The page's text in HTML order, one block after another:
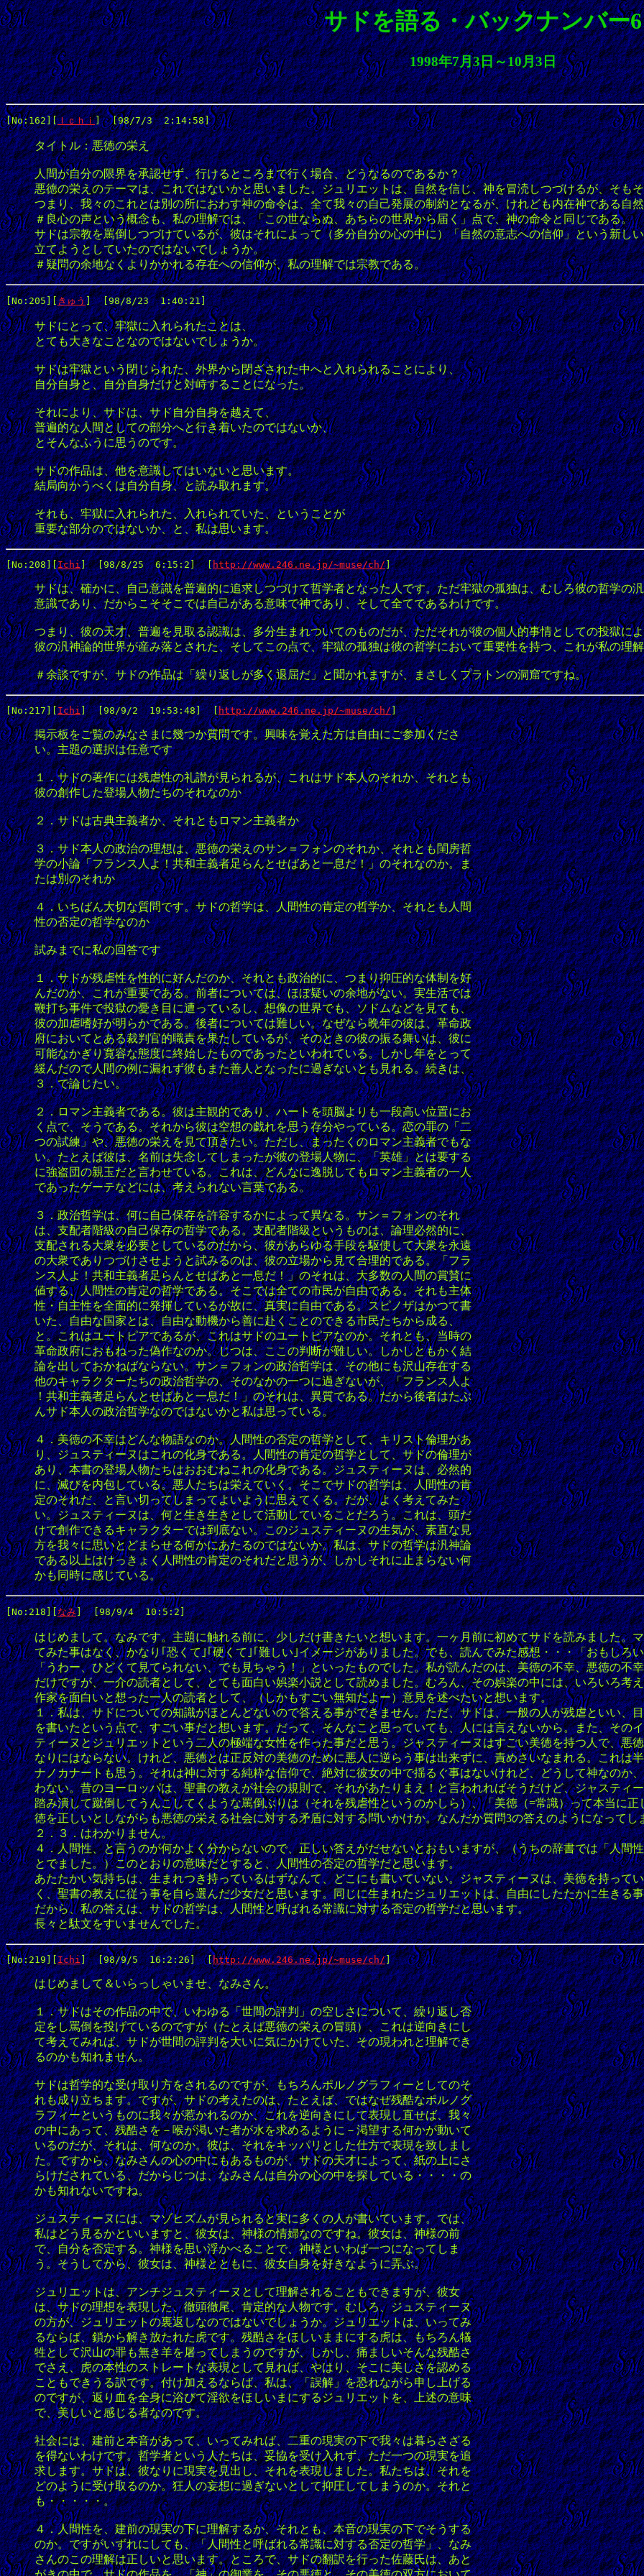
サドを語る・バックナンバー6
1998年7月3日～10月3日
[No:162][Ｉｃｈｉ]  [98/7/3  2:14:58]
タイトル：悪徳の栄え
人間が自分の限界を承認せず、行けるところまで行く場合、どうなるのであるか？
悪徳の栄えのテーマは、これではないかと思いました。ジュリエットは、自然を信じ、神を冒涜しつづけるが、そも
つまり、我々のこれとは別の所におわす神の命令は、全て我々の自己発展の制約となるが、けれども内在神である自
＃良心の声という概念も、私の理解では、「この世ならぬ、あちらの世界から届く」点で、神の命令と同じである。
サドは宗教を罵倒しつづけているが、彼はそれによって（多分自分の心の中に）「自然の意志への信仰」という新し
立てようとしていたのではないでしょうか。
＃疑問の余地なくよりかかれる存在への信仰が、私の理解では宗教である。
[No:205][きゅう]  [98/8/23  1:40:21]
サドにとって、牢獄に入れられたことは、
とても大きなことなのではないでしょうか。
サドは牢獄という閉じられた、外界から閉ざされた中へと入れられることにより、
自分自身と、自分自身だけと対峙することになった。
それにより、サドは、サド自分自身を越えて、
普遍的な人間としての部分へと行き着いたのではないか、
とそんなふうに思うのです。
サドの作品は、他を意識してはいないと思います。
結局向かうべくは自分自身、と読み取れます。
それも、牢獄に入れられた、入れられていた、ということが
重要な部分のではないか、と、私は思います。
[No:208][Ichi]  [98/8/25  6:15:2]  [http://www.246.ne.jp/~muse/ch/]
サドは、確かに、自己意識を普遍的に追求しつづけて哲学者となった人です。ただ牢獄の孤独は、むしろ彼の哲学の
意識であり、だからこそそこでは自己がある意味で神であり、そして全てであるわけです。
つまり、彼の天才、普遍を見取る認識は、多分生まれついてのものだが、ただそれが彼の個人的事情としての投獄に
彼の汎神論的世界が産み落とされた、そしてこの点で、牢獄の孤独は彼の哲学において重要性を持つ、これが私の理
＃余談ですが、サドの作品は「繰り返しが多く退屈だ」と聞かれますが、まさしくプラトンの洞窟ですね。
[No:217][Ichi]  [98/9/2  19:53:48]  [http://www.246.ne.jp/~muse/ch/]
掲示板をご覧のみなさまに幾つか質問です。興味を覚えた方は自由にご参加くださ
い。主題の選択は任意です
１．サドの著作には残虐性の礼讃が見られるが、これはサド本人のそれか、それとも
彼の創作した登場人物たちのそれなのか
２．サドは古典主義者か、それともロマン主義者か
３．サド本人の政治の理想は、悪徳の栄えのサン＝フォンのそれか、それとも閨房哲
学の小論「フランス人よ！共和主義者足らんとせばあと一息だ！」のそれなのか。ま
たは別のそれか
４．いちばん大切な質問です。サドの哲学は、人間性の肯定の哲学か、それとも人間
性の否定の哲学なのか
試みまでに私の回答です
１．サドが残虐性を性的に好んだのか、それとも政治的に、つまり抑圧的な体制を好
んだのか、これが重要である。前者については、ほぼ疑いの余地がない。実生活では
鞭打ち事件で投獄の憂き目に遭っているし、想像の世界でも、ソドムなどを見ても、
彼の加虐嗜好が明らかである。後者については難しい。なぜなら晩年の彼は、革命政
府においてとある裁判官的職責を果たしているが、そのときの彼の振る舞いは、彼に
可能なかぎり寛容な態度に終始したものであったといわれている。しかし年をとって
緩んだので人間の例に漏れず彼もまた善人となったに過ぎないとも見れる。続きは、
３．で論じたい。
２．ロマン主義者である。彼は主観的であり、ハートを頭脳よりも一段高い位置にお
く点で、そうである。それから彼は空想の戯れを思う存分やっている。恋の罪の「二
つの試練」や、悪徳の栄えを見て頂きたい。ただし、まったくのロマン主義者でもな
い。たとえば彼は、名前は失念してしまったが彼の登場人物に、「英雄」とは要する
に強盗団の親玉だと言わせている。これは、どんなに逸脱してもロマン主義者の一人
であったゲーテなどには、考えられない言葉である。
３．政治哲学は、何に自己保存を許容するかによって異なる。サン＝フォンのそれ
は、支配者階級の自己保存の哲学である。支配者階級というものは、論理必然的に、
支配される大衆を必要としているのだから、彼があらゆる手段を駆使して大衆を永遠
の大衆でありつづけさせようと試みるのは、彼の立場から見て合理的である。「フラ
ンス人よ！共和主義者足らんとせばあと一息だ！」のそれは、大多数の人間の賞賛に
値する、人間性の肯定の哲学である。そこでは全ての市民が自由である。それも主体
性・自主性を全面的に発揮しているが故に、真実に自由である。スピノザはかつて書
いた、自由な国家とは、自由な動機から善に赴くことのできる市民たちから成る、
と。これはユートピアであるが、これはサドのユートピアなのか。それとも、当時の
革命政府におもねった偽作なのか。じつは、ここの判断が難しい。しかしともかく結
論を出しておかねばならない。サン＝フォンの政治哲学は、その他にも沢山存在する
他のキャラクターたちの政治哲学の、そのなかの一つに過ぎないが、「フランス人よ
！共和主義者足らんとせばあと一息だ！」のそれは、異質である。だから後者はたぶ
んサド本人の政治哲学なのではないかと私は思っている。
４．美徳の不幸はどんな物語なのか。人間性の否定の哲学として、キリスト倫理があ
り、ジュスティーヌはこれの化身である。人間性の肯定の哲学として、サドの倫理が
あり、本書の登場人物たちはおおむねこれの化身である。ジュスティーヌは、必然的
に、滅びを内包している。悪人たちは栄えていく。そこでサドの哲学は、人間性の肯
定のそれだ、と言い切ってしまってよいように思えてくる。だが、よく考えてみた
い。ジュスティーヌは、何と生き生きとして活動していることだろう。これは、頭だ
けで創作できるキャラクターでは到底ない。このジュスティーヌの生気が、素直な見
方を我々に思いとどまらせる何かにあたるのではないか。私は、サドの哲学は汎神論
である以上はけっきょく人間性の肯定のそれだと思うが、しかしそれに止まらない何
かも同時に感じている。
[No:218][なみ]  [98/9/4  10:5:2]
はじめまして。なみです。主題に触れる前に、少しだけ書きたいと想います。一ヶ月前に初めてサドを読みました。
てみた事はなく、かなり｢恐くて｣｢硬くて｣｢難しい｣イメージがありました。でも、読んでみた感想・・・「おもしろ
「うわー、ひどくて見てられない、でも見ちゃう！」といったものでした。私が読んだのは、美徳の不幸、悪徳の不
だけですが、一介の読者として、とても面白い娯楽小説として読めました。むろん、その娯楽の中には、いろいろ考
作家を面白いと想った一人の読者として、（しかもすごい無知だよー）意見を述べたいと想います。
１．私は、サドについての知識がほとんどないので答える事ができません。ただ、サドは、一般の人が残虐といい、
を書いたという点で、すごい事だと想います。だって、そんなこと思っていても、人には言えないから。また、その
ティーヌとジュリエットという二人の極端な女性を作った事だと思う。ジャスティーヌはすごい美徳を持つ人で、悪
なりにはならない。けれど、悪徳とは正反対の美徳のために悪人に逆らう事は出来ずに、責めさいなまれる。これは
ナノカナートも思う。それは神に対する純粋な信仰で、絶対に彼女の中で揺るぐ事はないけれど、どうして神なのか
わない。昔のヨーロッパは、聖書の教えが社会の規則で、それがあたりまえ！と言われればそうだけど、ジャスティ
踏み潰して蹴倒してうんこしてくような罵倒ぶりは（それを残虐性というのかしら）、「美徳（=常識）って本当に
徳を正しいとしながらも悪徳の栄える社会に対する矛盾に対する問いかけか。なんだか質問3の答えのようになってし
２．３．はわかりません。
４．人間性、と言うのが何かよく分からないので、正しい答えがだせないとおもいますが、（うちの辞書では「人間
とでました。）このとおりの意味だとすると、人間性の否定の哲学だと思います。
あたたかい気持ちは、生まれつき持っているはずなんて、どこにも書いていない。ジャスティーヌは、美徳を持って
く、聖書の教えに従う事を自ら選んだ少女だと思います。同じに生まれたジュリエットは、自由にしたたかに生きる
だから、私の答えは、サドの哲学は、人間性と呼ばれる常識に対する否定の哲学だと思います。
長々と駄文をすいませんでした。
[No:219][Ichi]  [98/9/5  16:2:26]  [http://www.246.ne.jp/~muse/ch/]
はじめまして＆いらっしゃいませ、なみさん。
１．サドはその作品の中で、いわゆる「世間の評判」の空しさについて、繰り返し否
定をし罵倒を投げているのですが（たとえば悪徳の栄えの冒頭）、これは逆向きにし
て考えてみれば、サドが世間の評判を大いに気にかけていた、その現われと理解でき
るのかも知れません。
サドは哲学的な受け取り方をされるのですが、もちろんポルノグラフィーとしてのそ
れも成り立ちます。ですが、サドの考えたのは、たとえば、ではなぜ残酷なポルノグ
ラフィーというものに我々が惹かれるのか、これを逆向きにして表現し直せば、我々
の中にあって、残酷さを－喉が渇いた者が水を求めるように－渇望する何かが動いて
いるのだが、それは、何なのか。彼は、それをキッパリとした仕方で表現を致しまし
た。ですから、なみさんの心の中にもあるものが、サドの天才によって、紙の上にさ
らけだされている、だからじつは、なみさんは自分の心の中を探している・・・・の
かも知れないですね。
ジュスティーヌには、マゾヒズムが見られると実に多くの人が書いています。では、
私はどう見るかといいますと、彼女は、神様の情婦なのですね。彼女は、神様の前
で、自分を否定する。神様を思い浮かべることで、神様といわば一つになってしま
う。そうしてから、彼女は、神様とともに、彼女自身を好きなように弄ぶ。
ジュリエットは、アンチジュスティーヌとして理解されることもできますが、彼女
は、サドの理想を表現した、徹頭徹尾、肯定的な人物です。むしろ、ジュスティーヌ
の方が、ジュリエットの裏返しなのではないでしょうか。ジュリエットは、いってみ
るならば、鎖から解き放たれた虎です。残酷さをほしいままにする虎は、もちろん犠
牲として沢山の罪も無き羊を屠ってしまうのですが、しかし、痛ましいそんな残酷さ
でさえ、虎の本性のストレートな表現として見れば、やはり、そこに美しさを認める
こともできうる訳です。付け加えるならば、私は、「誤解」を恐れながら申し上げる
のですが、返り血を全身に浴びて淫欲をほしいまにするジュリエットを、上述の意味
で、美しいと感じる者なのです。
社会には、建前と本音があって、いってみれば、二重の現実の下で我々は暮らさざる
を得ないわけです。哲学者という人たちは、妥協を受け入れず、ただ一つの現実を追
求します。サドは、彼なりに現実を見出し、それを表現しました。私たちは、それを
どのように受け取るのか。狂人の妄想に過ぎないとして抑圧してしまうのか。それと
も・・・・・。
４．人間性を、建前の現実の下に理解するか、それとも、本音の現実の下でそうする
のか。ですがいずれにしても、「人間性と呼ばれる常識に対する否定の哲学」、なみ
さんのこの理解は正しいと思います。ところで、サドの翻訳を行った佐藤氏は、あと